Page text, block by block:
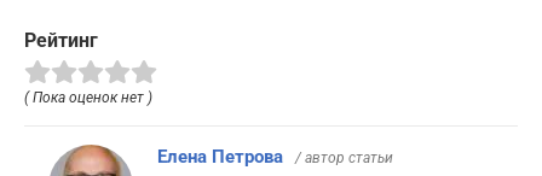
Рейтинг
( Пока оценок нет )
Елена Петрова / автор статьи